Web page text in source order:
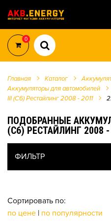
0
Главная Каталог
Аккумуляторы для автомобилей
III (C6) Рестайлинг 2008 - 2011
ПОДОБРАННЫЕ
(C6) РЕСТАЙЛИНГ 2008
ФИЛЬТР
Сортировать по:
по цене | по популярности